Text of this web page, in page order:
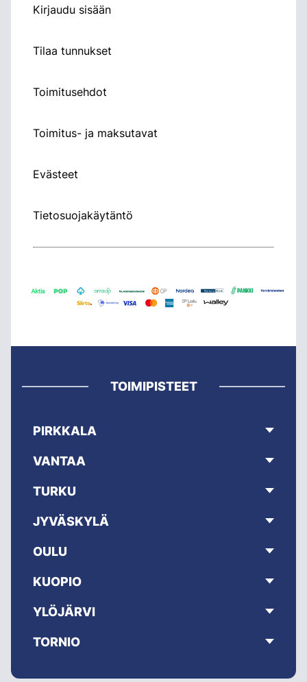
Kirjaudu sisään
Tilaa tunnukset
Toimitusehdot
Toimitus- ja maksutavat
Evästeet
Tietosuojakäytäntö
TOIMIPISTEET
PIRKKALA
VANTAA
TURKU
JYVÄSKYLÄ
OULU
KUOPIO
YLÖJÄRVI
TORNIO